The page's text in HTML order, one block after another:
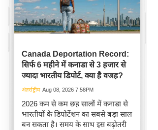
Canada Deportation Record:
सिर्फ 6 महीने में कनाडा से 3 हजार से
ज्यादा भारतीय डिपोर्ट, क्या है वजह?
अंतर्राष्ट्रीय Aug 08, 2026 7:58PM
2026 कम से कम छह सालों में कनाडा से
भारतीयों के डिपोर्टेशन का सबसे बड़ा साल
बन सकता है। समय के साथ इस बढ़ोतरी